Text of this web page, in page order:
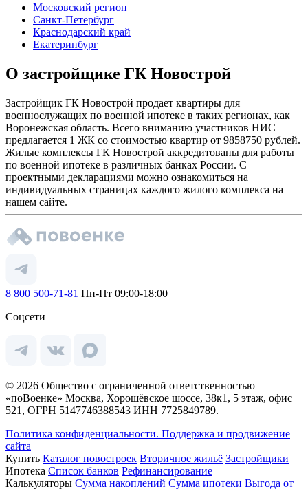
Московский регион
Санкт-Петербург
Краснодарский край
Екатеринбург
О застройщике ГК Новострой
Застройщик ГК Новострой продает квартиры для
военнослужащих по военной ипотеке в таких регионах, как
Воронежская область. Всего вниманию участников НИС
предлагается 1 ЖК со стоимостью квартир от 9858750 рублей.
Жилые комплексы ГК Новострой аккредитованы для работы
по военной ипотеке в различных банках России. С
проектными декларациями можно ознакомиться на
индивидуальных страницах каждого жилого комплекса на
нашем сайте.
8 800 500-71-81 Пн-Пт 09:00-18:00
Соцсети
© 2026 Общество с ограниченной ответственностью
«поВоенке» Москва, Хорошёвское шоссе, 38к1, 5 этаж, офис
521, ОГРН 5147746388543 ИНН 7725849789.
Политика конфиденциальности. Поддержка и продвижение
сайта
Купить Каталог новостроек Вторичное жильё Застройщики
Ипотека Список банков Рефинансирование
Калькуляторы Сумма накоплений Сумма ипотеки Выгода от